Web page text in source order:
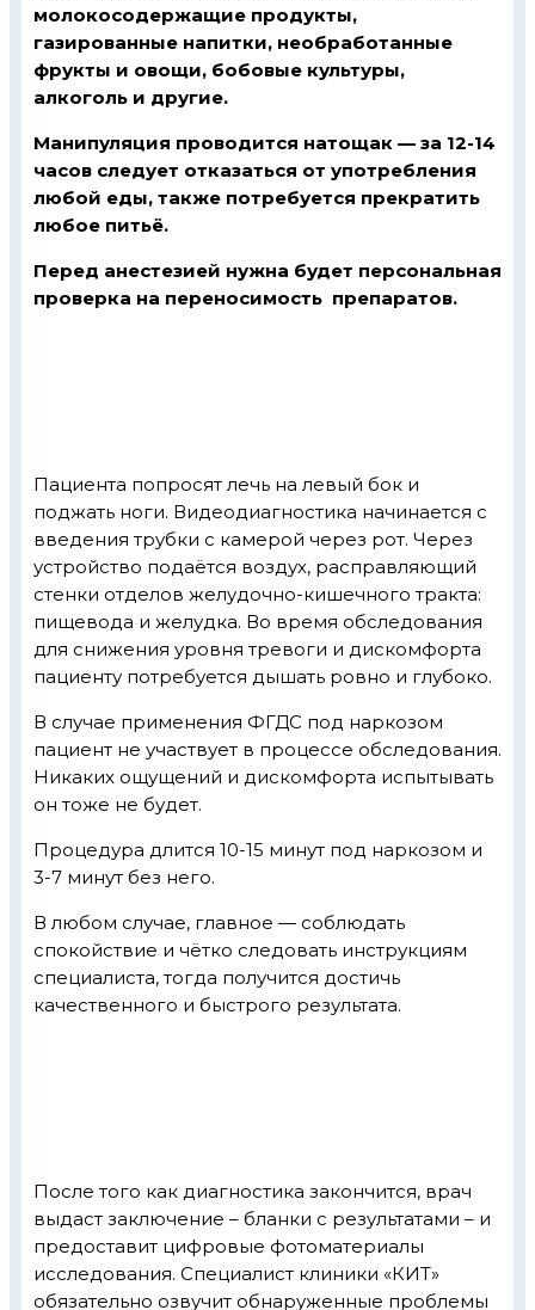
молокосодержащие продукты,
газированные напитки, необработанные
фрукты и овощи, бобовые культуры,
алкоголь и другие.
Манипуляция проводится натощак — за 12-14
часов следует отказаться от употребления
любой еды, также потребуется прекратить
любое питьё.
Перед анестезией нужна будет персональная
проверка на переносимость препаратов.
Пациента попросят лечь на левый бок и
поджать ноги. Видеодиагностика начинается с
введения трубки с камерой через рот. Через
устройство подаётся воздух, расправляющий
стенки отделов желудочно-кишечного тракта:
пищевода и желудка. Во время обследования
для снижения уровня тревоги и дискомфорта
пациенту потребуется дышать ровно и глубоко.
В случае применения ФГДС под наркозом
пациент не участвует в процессе обследования.
Никаких ощущений и дискомфорта испытывать
он тоже не будет.
Процедура длится 10-15 минут под наркозом и
3-7 минут без него.
В любом случае, главное — соблюдать
спокойствие и чётко следовать инструкциям
специалиста, тогда получится достичь
качественного и быстрого результата.
После того как диагностика закончится, врач
выдаст заключение – бланки с результатами – и
предоставит цифровые фотоматериалы
исследования. Специалист клиники «КИТ»
обязательно озвучит обнаруженные проблемы